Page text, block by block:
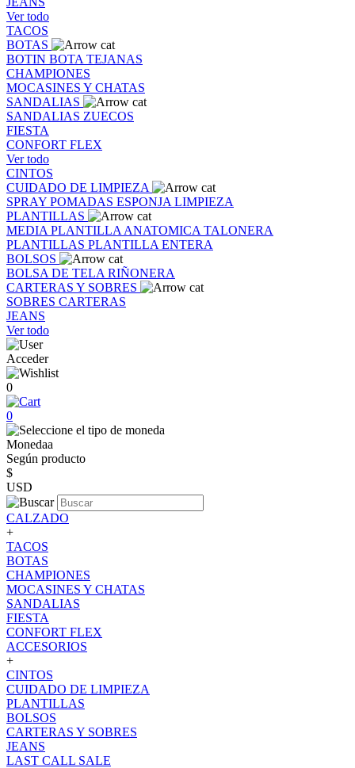
Ver todo
TACOS
BOTAS
BOTIN BOTA TEJANAS
CHAMPIONES
MOCASINES Y CHATAS
SANDALIAS
SANDALIAS ZUECOS
FIESTA
CONFORT FLEX
Ver todo
CINTOS
CUIDADO DE LIMPIEZA
SPRAY POMADAS ESPONJA LIMPIEZA
PLANTILLAS
MEDIA PLANTILLA ANATOMICA TALONERA
PLANTILLAS PLANTILLA ENTERA
BOLSOS
BOLSA DE TELA RIÑONERA
CARTERAS Y SOBRES
SOBRES CARTERAS
JEANS
Ver todo
Acceder
0
0
Monedaa
Según producto
$
USD
CALZADO
+
TACOS
BOTAS
CHAMPIONES
MOCASINES Y CHATAS
SANDALIAS
FIESTA
CONFORT FLEX
ACCESORIOS
+
CINTOS
CUIDADO DE LIMPIEZA
PLANTILLAS
BOLSOS
CARTERAS Y SOBRES
JEANS
LAST CALL SALE